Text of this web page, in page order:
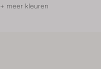
+ meer kleuren